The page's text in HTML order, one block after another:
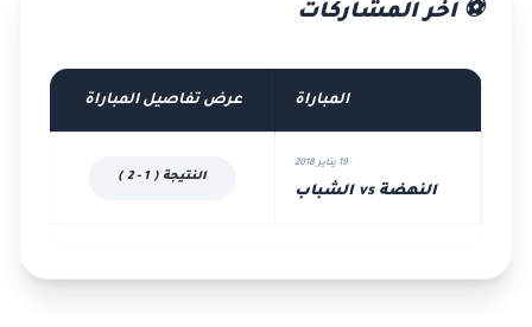
⚽ آخر المشاركات
المباراة عرض تفاصيل المباراة
19 يناير 2018
النهضة vs الشباب
النتيجة ( 1 - 2 )